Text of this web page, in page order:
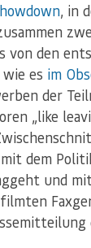
, in
von den
es im
der
„like
dem
und